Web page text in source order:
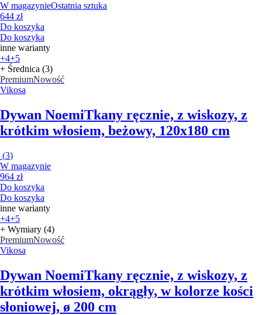
W magazynieOstatnia sztuka
644 zł
Do koszyka
Do koszyka
inne warianty
+4+5
+ Średnica (3)
PremiumNowość
Vikosa
Dywan NoemiTkany ręcznie, z wiskozy, z
krótkim włosiem, beżowy, 120x180 cm
(3)
W magazynie
964 zł
Do koszyka
Do koszyka
inne warianty
+4+5
+ Wymiary (4)
PremiumNowość
Vikosa
Dywan NoemiTkany ręcznie, z wiskozy, z
krótkim włosiem, okrągły, w kolorze kości
słoniowej, ø 200 cm